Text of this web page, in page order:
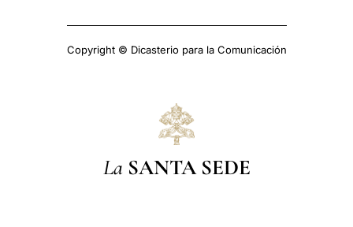
Copyright © Dicasterio para la Comunicación
La SANTA SEDE